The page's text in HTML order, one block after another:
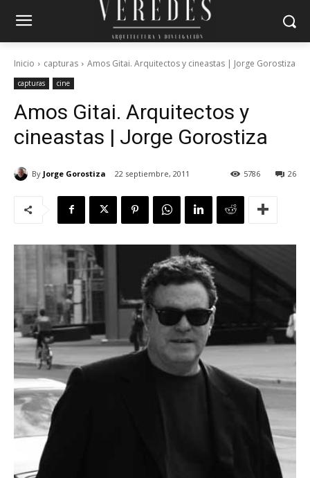
Inicio capturas Amos Gitai. Arquitectos y cineastas | Jorge Gorostiza
capturas cine
Amos Gitai. Arquitectos y
cineastas | Jorge Gorostiza
By Jorge Gorostiza 22 septiembre, 2011 26
5786